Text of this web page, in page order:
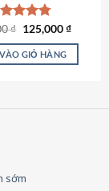
sản
phẩm
xếp
4.79
₫ Giá
là:
220,000 ₫.
125,000₫Giá
tại
GIỎ HÀNG
sớm